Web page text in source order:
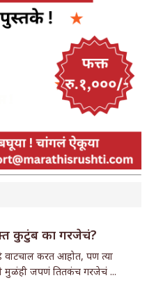
कुटुंब का गरजेचं?
करत आहोत, पण त्या
मुळंही जपणं तितकंच गरजेचं ...